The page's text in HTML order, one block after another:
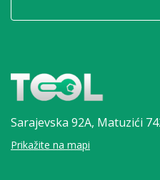
Sarajevska 92A, Matuzići
Prikažite na mapi